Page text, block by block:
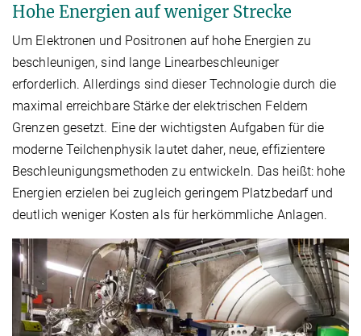
Hohe Energien auf weniger Strecke
Um Elektronen und Positronen auf hohe Energien zu
beschleunigen, sind lange Linearbeschleuniger
erforderlich. Allerdings sind dieser Technologie durch die
maximal erreichbare Stärke der elektrischen Feldern
Grenzen gesetzt. Eine der wichtigsten Aufgaben für die
moderne Teilchenphysik lautet daher, neue, effizientere
Beschleunigungsmethoden zu entwickeln. Das heißt: hohe
Energien erzielen bei zugleich geringem Platzbedarf und
deutlich weniger Kosten als für herkömmliche Anlagen.